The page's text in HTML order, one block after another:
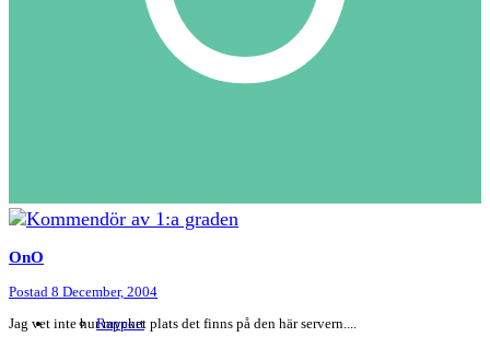
OnO
Postad 8 December, 2004
Rapport
Jag vet inte hur mycket plats det finns på den här servern....